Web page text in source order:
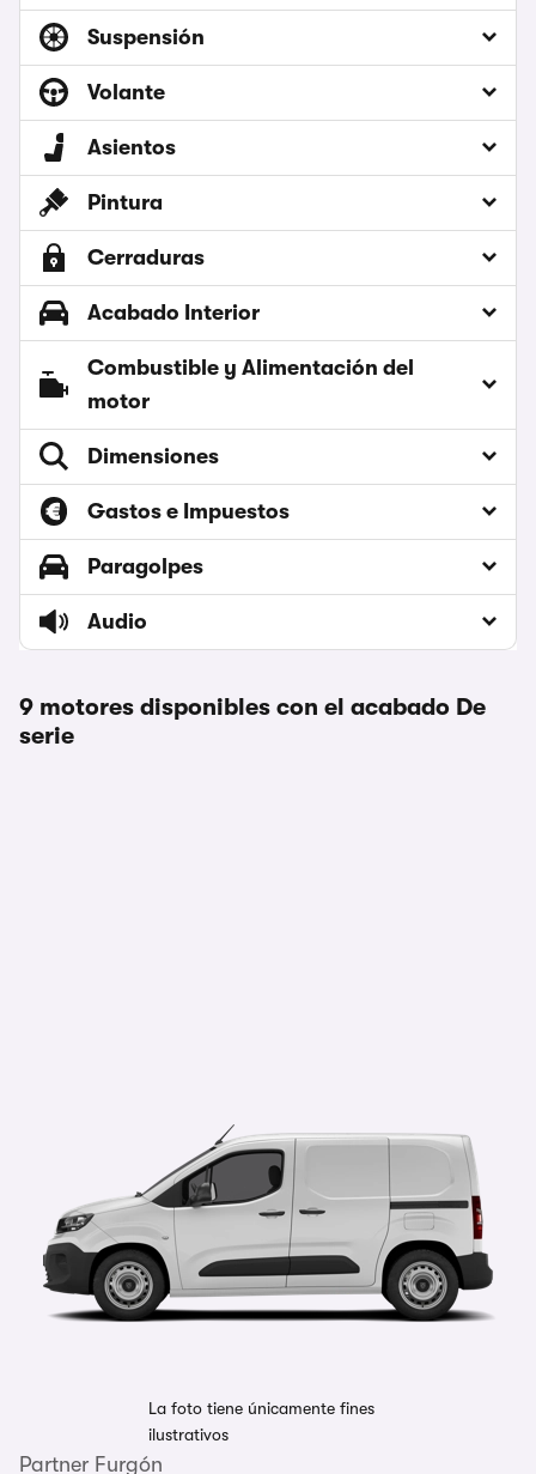
Suspensión
Volante
Asientos
Pintura
Cerraduras
Acabado Interior
Combustible y Alimentación del
motor
Dimensiones
Gastos e Impuestos
Paragolpes
Audio
9 motores disponibles con el acabado De
serie
La foto tiene únicamente fines
ilustrativos
Partner Furgón